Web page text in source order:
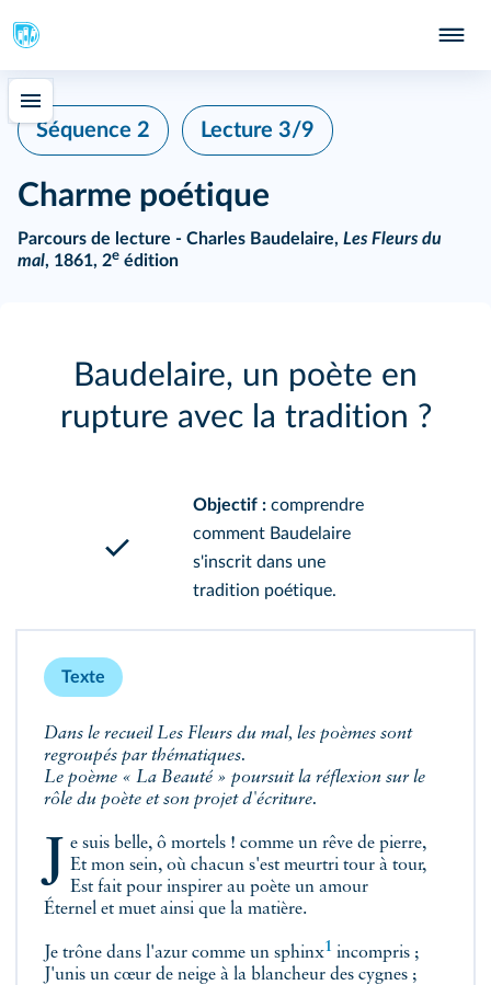
Séquence 2 Lecture 3/9
Charme poétique
Parcours de lecture - Charles Baudelaire, Les Fleurs du
mal, 1861, 2e édition
Baudelaire, un poète en
rupture avec la tradition ?
Objectif : comprendre
comment Baudelaire
s'inscrit dans une
tradition poétique.
Texte
Dans le recueil Les Fleurs du mal, les poèmes sont
regroupés par thématiques.
Le poème « La Beauté » poursuit la réflexion sur le
rôle du poète et son projet d'écriture.
Je suis belle, ô mortels ! comme un rêve de pierre,
Et mon sein, où chacun s'est meurtri tour à tour,
Est fait pour inspirer au poète un amour
Éternel et muet ainsi que la matière.
Je trône dans l'azur comme un sphinx1 incompris ;
J'unis un cœur de neige à la blancheur des cygnes ;